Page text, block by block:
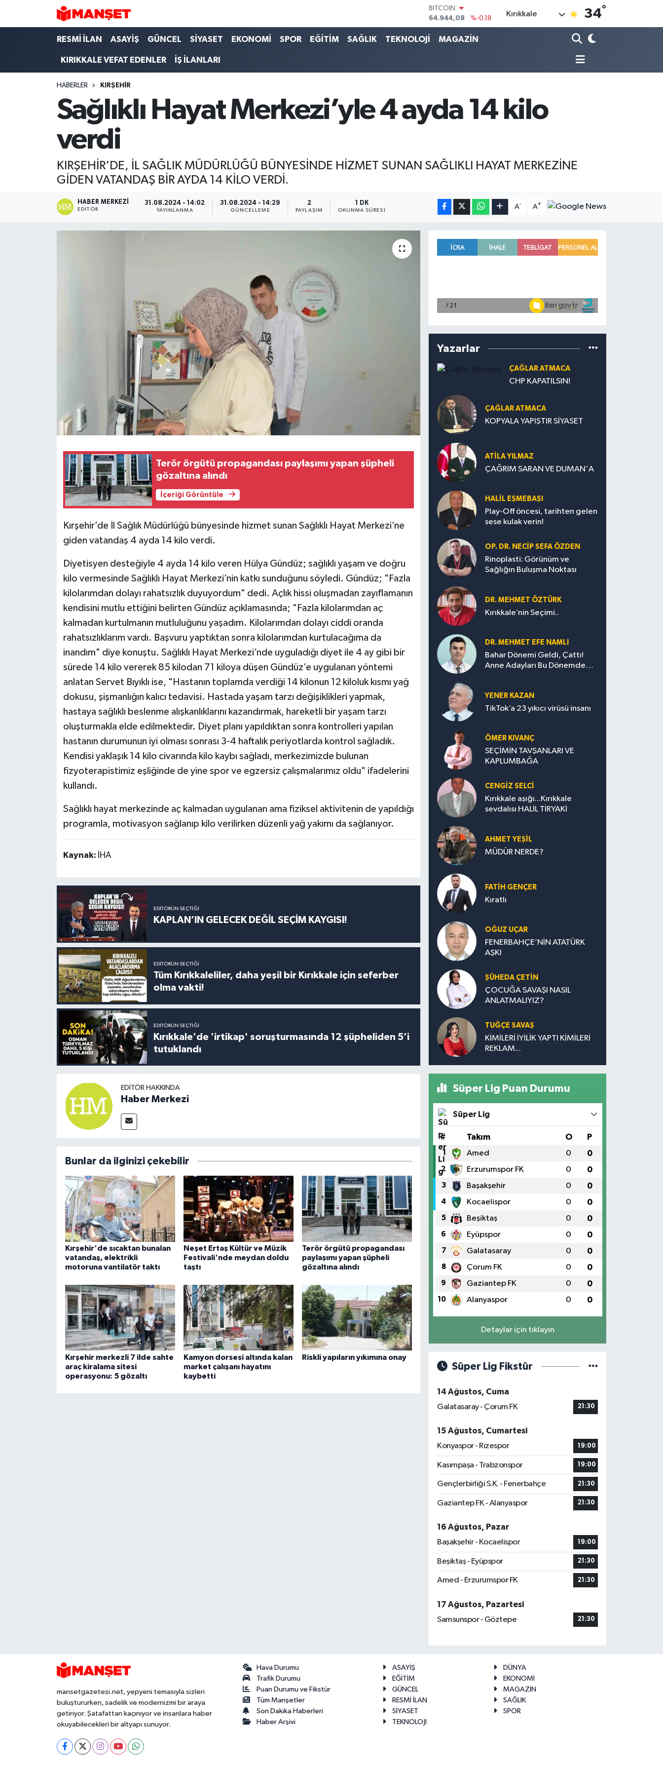
64.944,08
DOLAR
EURO
GRAM ALTIN
13.779
%-14
Kırıkkale 34°
RESMİ İLAN ASAYİŞ GÜNCEL SİYASET EKONOMİ SPOR EĞİTİM SAĞLIK TEKNOLOJİ MAGAZİN
KIRIKKALE VEFAT EDENLER İŞ İLANLARI
HABERLER KIRŞEHIR
Sağlıklı Hayat Merkezi’yle 4 ayda 14 kilo
verdi
KIRŞEHİR'DE, İL SAĞLIK MÜDÜRLÜĞÜ BÜNYESİNDE HİZMET SUNAN SAĞLIKLI HAYAT MERKEZİNE
GİDEN VATANDAŞ BİR AYDA 14 KİLO VERDİ.
HABER MERKEZI
EDITÖR
31.08.2024 - 14:02
YAYINLANMA
31.08.2024 - 14:29
GÜNCELLEME
2
PAYLAŞIM
1 DK
OKUNMA SÜRESI
A- A+
Terör örgütü propagandası paylaşımı yapan şüpheli
gözaltına alındı
İçeriği Görüntüle
Kırşehir’de İl Sağlık Müdürlüğü bünyesinde hizmet sunan Sağlıklı Hayat Merkezi’ne
giden vatandaş 4 ayda 14 kilo verdi.
Diyetisyen desteğiyle 4 ayda 14 kilo veren Hülya Gündüz; sağlıklı yaşam ve doğru
kilo vermesinde Sağlıklı Hayat Merkezi’nin katkı sunduğunu söyledi. Gündüz; "Fazla
kilolarımdan dolayı rahatsızlık duyuyordum" dedi. Açlık hissi oluşmadan zayıflamanın
kendisini mutlu ettiğini belirten Gündüz açıklamasında; "Fazla kilolarımdan aç
kalmadan kurtulmanın mutluluğunu yaşadım. Kilolarımdan dolayı ciddi oranda
rahatsızlıklarım vardı. Başvuru yaptıktan sonra kilolarımdan kurtulacağıma da
inandım" diye konuştu. Sağlıklı Hayat Merkezi’nde uyguladığı diyet ile 4 ay gibi bir
sürede 14 kilo vererek 85 kilodan 71 kiloya düşen Gündüz’e uygulanan yöntemi
anlatan Servet Bıyıklı ise, "Hastanın toplamda verdiği 14 kilonun 12 kiloluk kısmı yağ
dokusu, şişmanlığın kalıcı tedavisi. Hastada yaşam tarzı değişiklikleri yapmak,
hastaya sağlıklı beslenme alışkanlıklarını kazandırmak, hareketli bir yaşam tarzı
oluşturmakla elde edilmektedir. Diyet planı yapıldıktan sonra kontrolleri yapılan
hastanın durumunun iyi olması sonrası 3-4 haftalık periyotlarda kontrol sağladık.
Kendisi yaklaşık 14 kilo civarında kilo kaybı sağladı, merkezimizde bulunan
fizyoterapistimiz eşliğinde de yine spor ve egzersiz çalışmalarımız oldu" ifadelerini
kullandı.
Sağlıklı hayat merkezinde aç kalmadan uygulanan ama fiziksel aktivitenin de yapıldığı
programla, motivasyon sağlanıp kilo verilirken düzenli yağ yakımı da sağlanıyor.
Kaynak: İHA
EDITÖRÜN SEÇTIĞI
KAPLAN’IN GELECEK DEĞİL SEÇİM KAYGISI!
EDITÖRÜN SEÇTIĞI
Tüm Kırıkkaleliler, daha yeşil bir Kırıkkale için seferber
olma vakti!
EDITÖRÜN SEÇTIĞI
Kırıkkale'de 'irtikap' soruşturmasında 12 şüpheliden 5’i
tutuklandı
EDITÖR HAKKINDA
Haber Merkezi
Bunlar da ilginizi çekebilir
Kırşehir'de sıcaktan bunalan
vatandaş, elektrikli
motoruna vantilatör taktı
Neşet Ertaş Kültür ve Müzik
Festivali'nde meydan doldu
taştı
Terör örgütü propagandası
paylaşımı yapan şüpheli
gözaltına alındı
Kırşehir merkezli 7 ilde sahte
araç kiralama sitesi
operasyonu: 5 gözaltı
Kamyon dorsesi altında kalan
market çalışanı hayatını
kaybetti
Riskli yapıların yıkımına onay
Yazarlar
ÇAĞLAR ATMACA
CHP KAPATILSIN!
ÇAĞLAR ATMACA
KOPYALA YAPIŞTIR SİYASET
ATILA YILMAZ
ÇAĞRIM SARAN VE DUMAN'A
HALIL EŞMEBAŞI
Play-Off öncesi, tarihten gelen
sese kulak verin!
OP. DR. NECIP SEFA ÖZDEN
Rinoplasti: Görünüm ve
Sağlığın Buluşma Noktası
DR. MEHMET ÖZTÜRK
Kırıkkale’nin Seçimi..
DR. MEHMET EFE NAMLI
Bahar Dönemi Geldi, Çattı!
Anne Adayları Bu Dönemde
YENER KAZAN
TikTok’a 23 yıkıcı virüsü insanı
ÖMER KIVANÇ
SEÇİMİN TAVŞANLARI VE
KAPLUMBAĞA
CENGİZ SELCİ
Kırıkkale aşığı...Kırıkkale
sevdalısı HALİL TİRYAKİ
AHMET YEŞİL
MÜDÜR NERDE?
FATIH GENÇER
Kıratlı
OĞUZ UÇAR
FENERBAHÇE’NİN ATATÜRK
AŞKI
ŞÜHEDA ÇETİN
ÇOCUĞA SAVAŞI NASIL
ANLATMALIYIZ?
TUĞÇE SAVAŞ
KİMİLERİ İYİLİK YAPTI KİMİLERİ
REKLAM...
Süper Lig Puan Durumu
Süper Lig
# Takım O P
1 Amed 0 0
2 Erzurumspor FK 0 0
3 Başakşehir 0 0
4 Kocaelispor 0 0
5 Beşiktaş 0 0
6 Eyüpspor 0 0
7 Galatasaray 0 0
8 Çorum FK 0 0
9 Gaziantep FK 0 0
10 Alanyaspor 0 0
Detaylar için tıklayın
Süper Lig Fikstür
14 Ağustos, Cuma
Galatasaray - Çorum FK
21:30
15 Ağustos, Cumartesi
Konyaspor - Rizespor
19:00
Kasımpaşa - Trabzonspor 19:00
Gençlerbirliği S.K. - Fenerbahçe 21:30
Gaziantep FK - Alanyaspor 21:30
16 Ağustos, Pazar
Başakşehir - Kocaelispor
19:00
Beşiktaş - Eyüpspor 21:30
Amed - Erzurumspor FK 21:30
17 Ağustos, Pazartesi
Samsunspor - Göztepe
21:30
mansetgazetesi.net, yepyeni temasıyla sizleri
buluştururken, sadelik ve modernizmi bir araya
getiriyor. Şatafattan kaçınıyor ve insanlara haber
okuyabilecekleri bir altyapı sunuyor.
Hava Durumu
Trafik Durumu
Puan Durumu ve Fikstür
Tüm Manşetler
Son Dakika Haberleri
Haber Arşivi
ASAYİŞ
DÜNYA
EĞİTİM
EKONOMİ
GÜNCEL
MAGAZİN
RESMİ İLAN
SAĞLIK
SİYASET
SPOR
TEKNOLOJİ
Hava Durumu
Trafik Durumu
Süper Lig Puan Durumu ve Fikstür
Tüm Manşetler
Son Dakika Haberleri
Haber Arşivi